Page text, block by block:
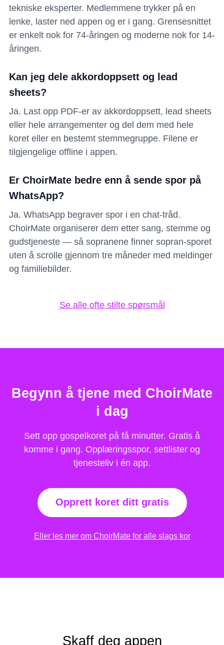
tekniske eksperter. Medlemmene trykker på en
lenke, laster ned appen og er i gang. Grensesnittet
er enkelt nok for 74-åringen og moderne nok for 14-
åringen.
Kan jeg dele akkordoppsett og lead
sheets?
Ja. Last opp PDF-er av akkordoppsett, lead sheets
eller hele arrangementer og del dem med hele
koret eller en bestemt stemmegruppe. Filene er
tilgjengelige offline i appen.
Er ChoirMate bedre enn å sende spor på
WhatsApp?
Ja. WhatsApp begraver spor i en chat-tråd.
ChoirMate organiserer dem etter sang, stemme og
gudstjeneste — så sopranene finner sopran-sporet
uten å scrolle gjennom tre måneder med meldinger
og familiebilder.
Se alle ofte stilte spørsmål
Begynn å tjene med ChoirMate
i dag
Sett opp gospelkoret på få minutter. Gratis å
komme i gang. Opplæringsspor, settlister og
tjenesteliv i én app.
Opprett koret ditt gratis
Eller les mer om ChoirMate for alle slags kor
Skaff deg appen